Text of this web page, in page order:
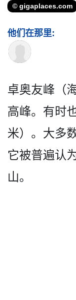
© gigaplaces.com
他们在那里:
卓奥友峰（
高峰。有时
米）。大多
它被普遍认
山。